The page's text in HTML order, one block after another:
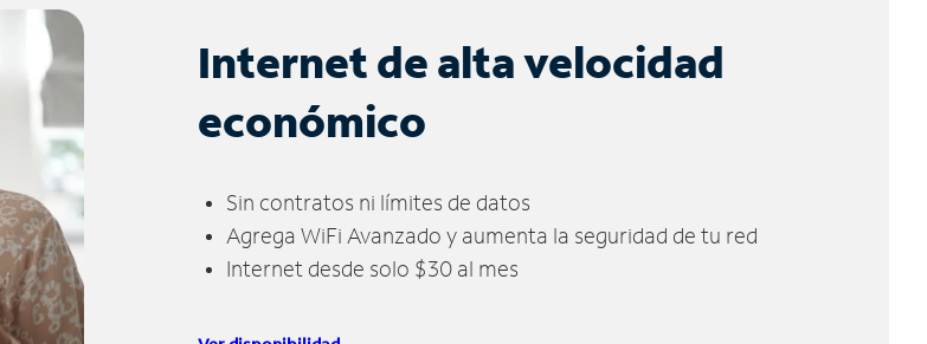
Internet de alta velocidad
económico
Sin contratos ni límites de datos
Agrega WiFi Avanzado y aumenta la seguridad de tu red
Internet desde solo $30 al mes